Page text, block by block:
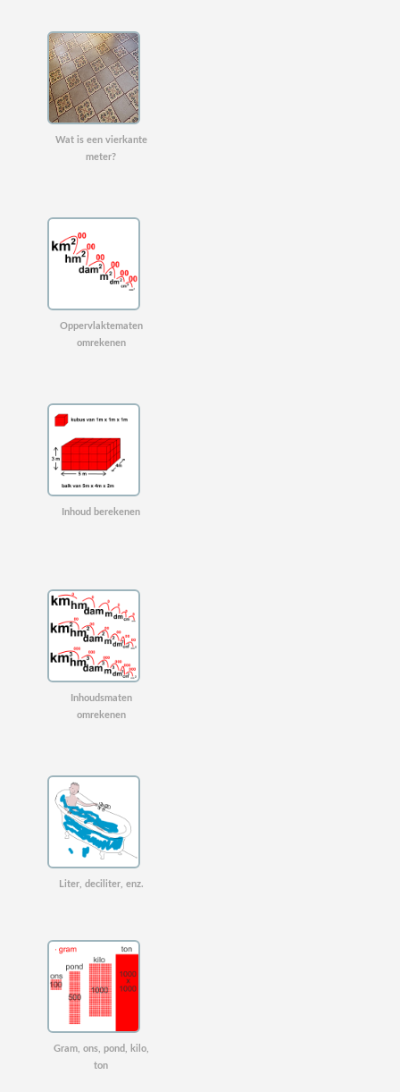
Wat is een vierkante
meter?
Oppervlaktematen
omrekenen
Inhoud berekenen
Inhoudsmaten
omrekenen
Liter, deciliter, enz.
Gram, ons, pond, kilo,
ton